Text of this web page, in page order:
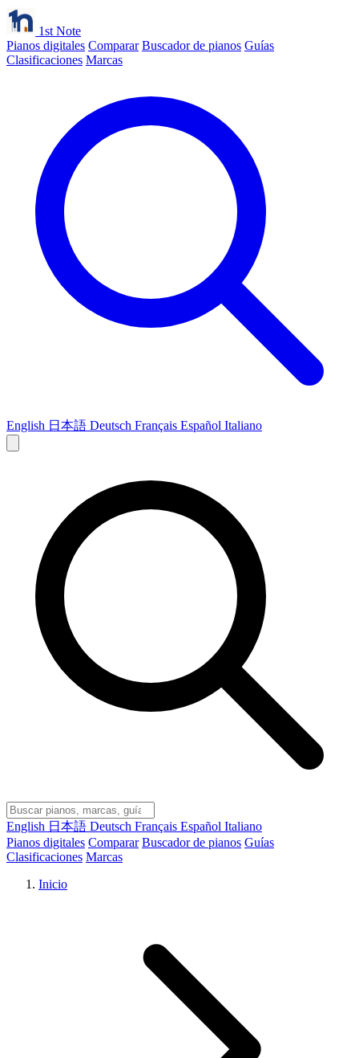
1st Note
Pianos digitales Comparar Buscador de pianos Guías
Clasificaciones Marcas
English 日本語 Deutsch Français Español Italiano
English 日本語 Deutsch Français Español Italiano
Pianos digitales Comparar Buscador de pianos Guías
Clasificaciones Marcas
Inicio